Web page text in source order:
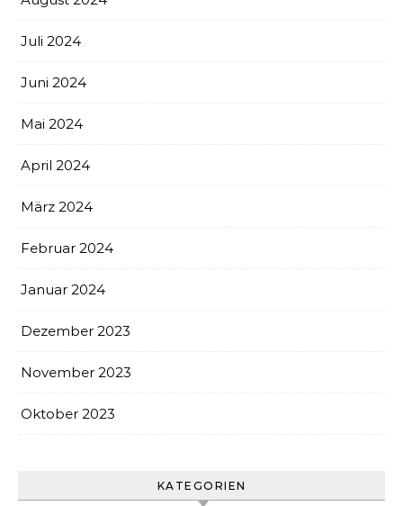
Juli 2024
Juni 2024
Mai 2024
April 2024
März 2024
Februar 2024
Januar 2024
Dezember 2023
November 2023
Oktober 2023
KATEGORIEN